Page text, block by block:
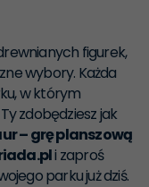
figurek,
wybory. Każda
w którym
zdobędziesz jak
– grę planszową
i zaproś
parku już dziś.